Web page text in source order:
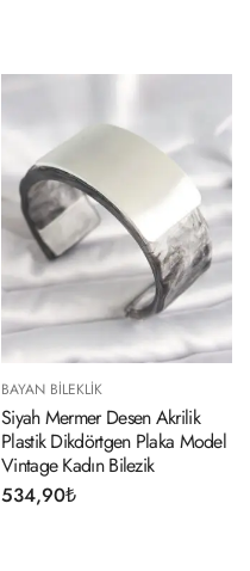
BAYAN BILEKLIK
Siyah Mermer Desen Akrilik
Plastik Dikdörtgen Plaka Model
Vintage Kadın Bilezik
534,90₺